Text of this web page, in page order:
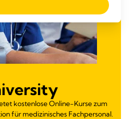
kostenlose Online-Kurse zum
für medizinisches Fachpersonal.